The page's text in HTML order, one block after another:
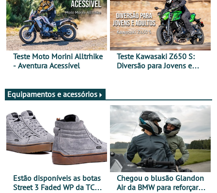
Teste Moto Morini Alltrhike
- Aventura Acessível
Teste Kawasaki Z650 S:
Diversão para Jovens e
Equipamentos e acessórios
Estão disponíveis as botas
Street 3 Faded WP da TCX
Chegou o blusão Glandon
Air da BMW para reforçar